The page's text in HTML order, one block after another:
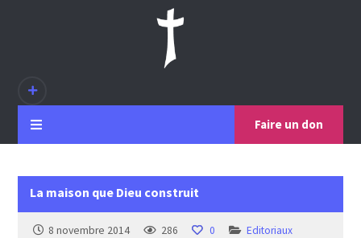
Faire un don
La maison que Dieu construit
8 novembre 2014 286 0 Editoriaux